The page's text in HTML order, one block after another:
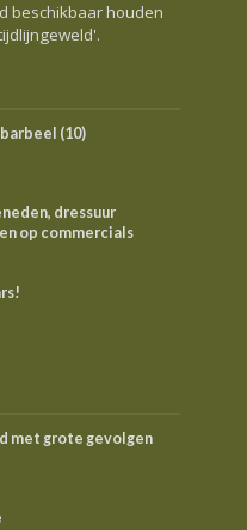
beschikbaar houden
(10)
dressuur
op commercials
met grote gevolgen